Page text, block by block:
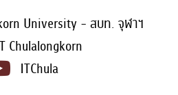
University - สบท. จุฬาฯ
Chulalongkorn
ITChula